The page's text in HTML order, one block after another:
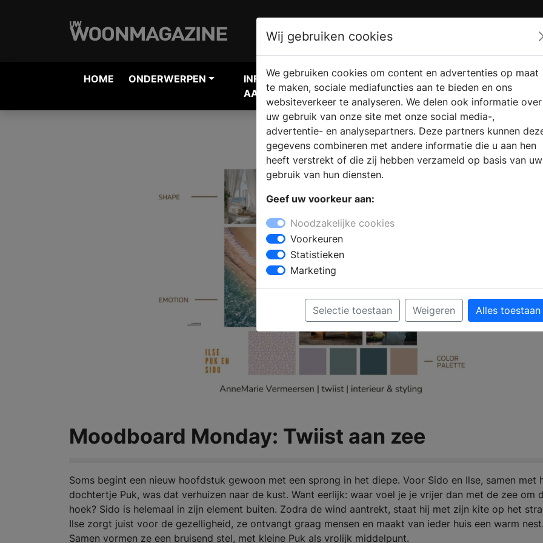
HOME ONDERWERPEN
INFORMATIE
AANVRAGEN
VERKOOPLOCATIE
VINDEN
WEBSHOP
Moodboard Monday: Twiist aan zee
Soms begint een nieuw hoofdstuk gewoon met een sprong in het diepe. Voor Sido en Ilse, samen met
dochtertje Puk, was dat verhuizen naar de kust. Want eerlijk: waar voel je je vrijer dan met de zee om
hoek? Sido is helemaal in zijn element buiten. Zodra de wind aantrekt, staat hij met zijn kite op het
Ilse zorgt juist voor de gezelligheid, ze ontvangt graag mensen en maakt van ieder huis een warm nest.
Samen vormen ze een bruisend stel, met kleine Puk als vrolijk middelpunt.
Wij gebruiken cookies
We gebruiken cookies om content en advertenties op maat
te maken, sociale mediafuncties aan te bieden en ons
websiteverkeer te analyseren. We delen ook informatie over
uw gebruik van onze site met onze social media-,
advertentie- en analysepartners. Deze partners kunnen
gegevens combineren met andere informatie die u aan hen
heeft verstrekt of die zij hebben verzameld op basis van uw
gebruik van hun diensten.
Geef uw voorkeur aan:
Noodzakelijke cookies
Voorkeuren
Statistieken
Marketing
Selectie toestaan Weigeren Alles toestaan